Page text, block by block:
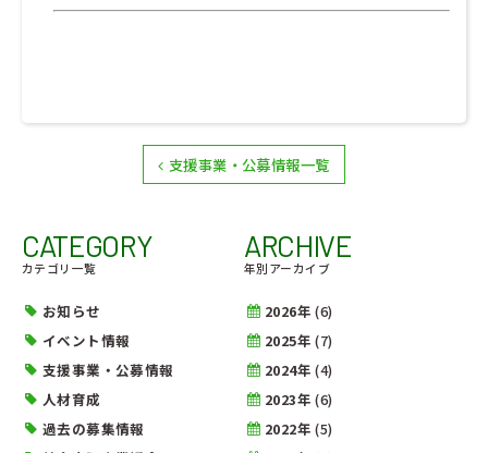
CATEGORY
カテゴリ一覧
お知らせ
イベント情報
支援事業・公募情報
人材育成
過去の募集情報
ARCHIVE
年別アーカイブ
2026年 (6)
2025年 (7)
2024年 (4)
2023年 (6)
2022年 (5)
支援事業・公募情報一覧